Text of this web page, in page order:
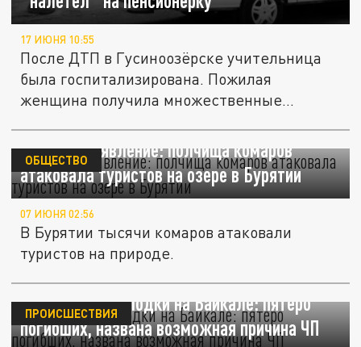
17 ИЮНЯ 10:55
После ДТП в Гусиноозёрске учительница
была госпитализирована. Пожилая
женщина получила множественные
Природное явление: полчища комаров
атаковала туристов на озере в Бурятии
ОБЩЕСТВО
07 ИЮНЯ 02:56
В Бурятии тысячи комаров атаковали
туристов на природе.
Крушение аэролодки на Байкале: пятеро
погибших, названа возможная причина ЧП
ПРОИСШЕСТВИЯ